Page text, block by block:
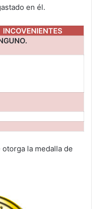
en él.
INCOVENIENTES
la medalla de